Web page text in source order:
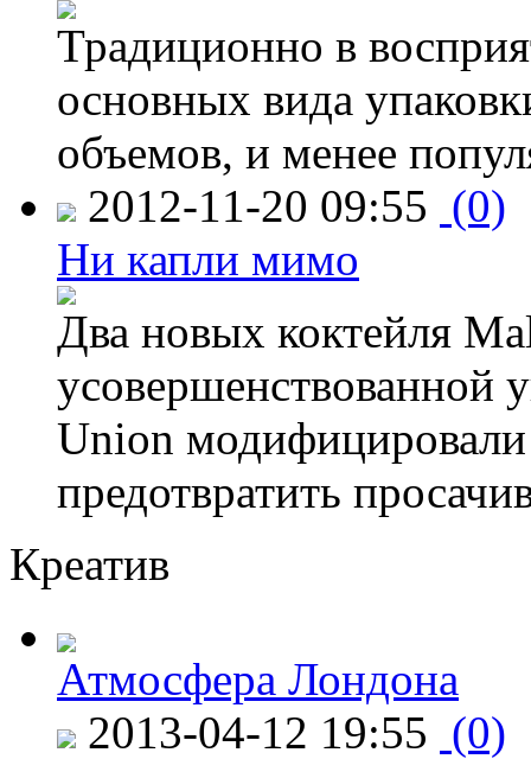
Традиционно в
основных вида
объемов, и менее
2012-11-20 09:55 (0)
Ни капли мимо
Два новых коктейля
усовершенствованной
Union модифицировали
предотвратить
Креатив
Атмосфера Лондона
2013-04-12 19:55 (0)